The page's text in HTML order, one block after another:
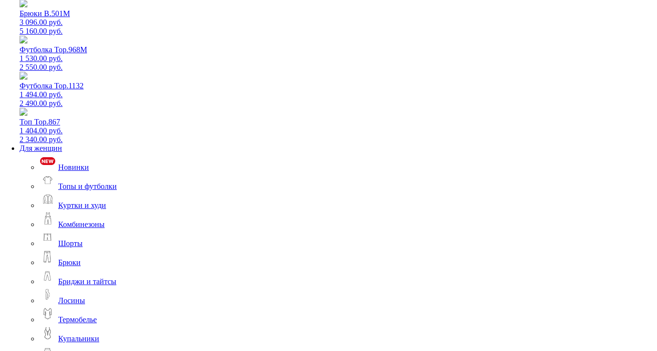
Брюки B.501M
3 096.00 руб.
5 160.00 руб.
Футболка Top.968M
1 530.00 руб.
2 550.00 руб.
Футболка Top.1132
1 494.00 руб.
2 490.00 руб.
Топ Top.867
1 404.00 руб.
2 340.00 руб.
Для женщин
Новинки
Топы и футболки
Куртки и худи
Комбинезоны
Шорты
Брюки
Бриджи и тайтсы
Лосины
Термобелье
Купальники